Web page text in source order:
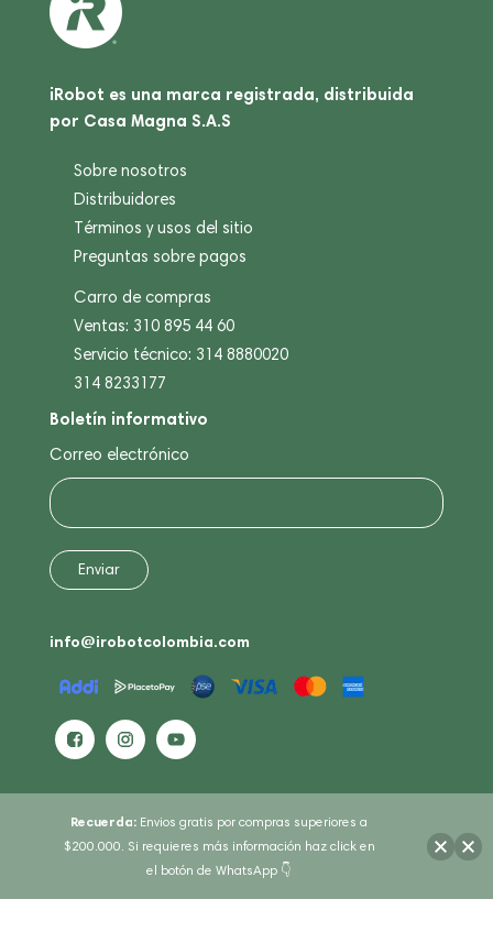
iRobot es una marca registrada, distribuida
por Casa Magna S.A.S
Sobre nosotros
Distribuidores
Términos y usos del sitio
Preguntas sobre pagos
Carro de compras
Ventas: 310 895 44 60
Servicio técnico: 314 8880020
314 8233177
Boletín informativo
Correo electrónico
info@irobotcolombia.com
Recuerda: Envios gratis por compras superiores a
$200.000. Si requieres más información haz click en
el botón de WhatsApp 👇